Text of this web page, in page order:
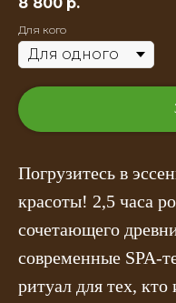
Для кого
Погрузитесь в
красоты! 2,5 часа
сочетающего
современные SPA-
ритуал для тех,